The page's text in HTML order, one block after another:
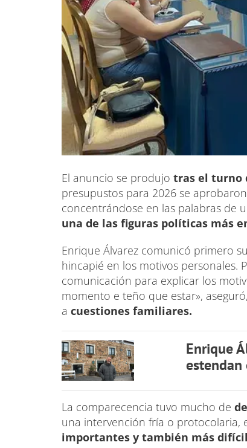
El anuncio se produjo tras el turno
presupustos para 2026 se
concentrándose en las palabras de
una de las figuras políticas más
Enrique Álvarez comunicó primero
hincapié en los motivos personales.
comunicación para explicar los
momento e teño que estar»,
a cuestiones familiares.
Enrique
estendan
La comparecencia tuvo mucho de
una intervención fría o protocolaria,
importantes y también más